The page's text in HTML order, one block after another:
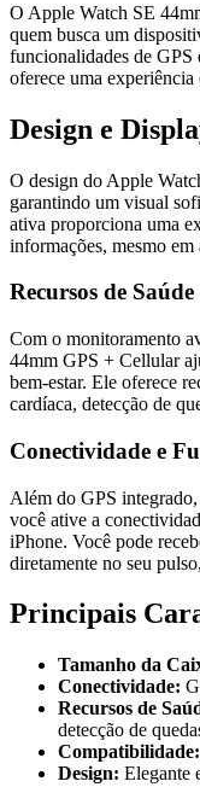
O Apple Watch SE
quem busca um
funcionalidades de GPS
oferece uma
Design e
O design do Apple
garantindo um visual
ativa proporciona uma
informações, mesmo
Recursos de
Com o monitoramento
44mm GPS + Cellular
bem-estar. Ele oferece
cardíaca, detecção de
Conectividade e
Além do GPS
você ative a
iPhone. Você pode
diretamente no seu
Principais
Tamanho da
Conectividade:
Recursos de
detecção de
Compatibilidade:
Design: Elegante